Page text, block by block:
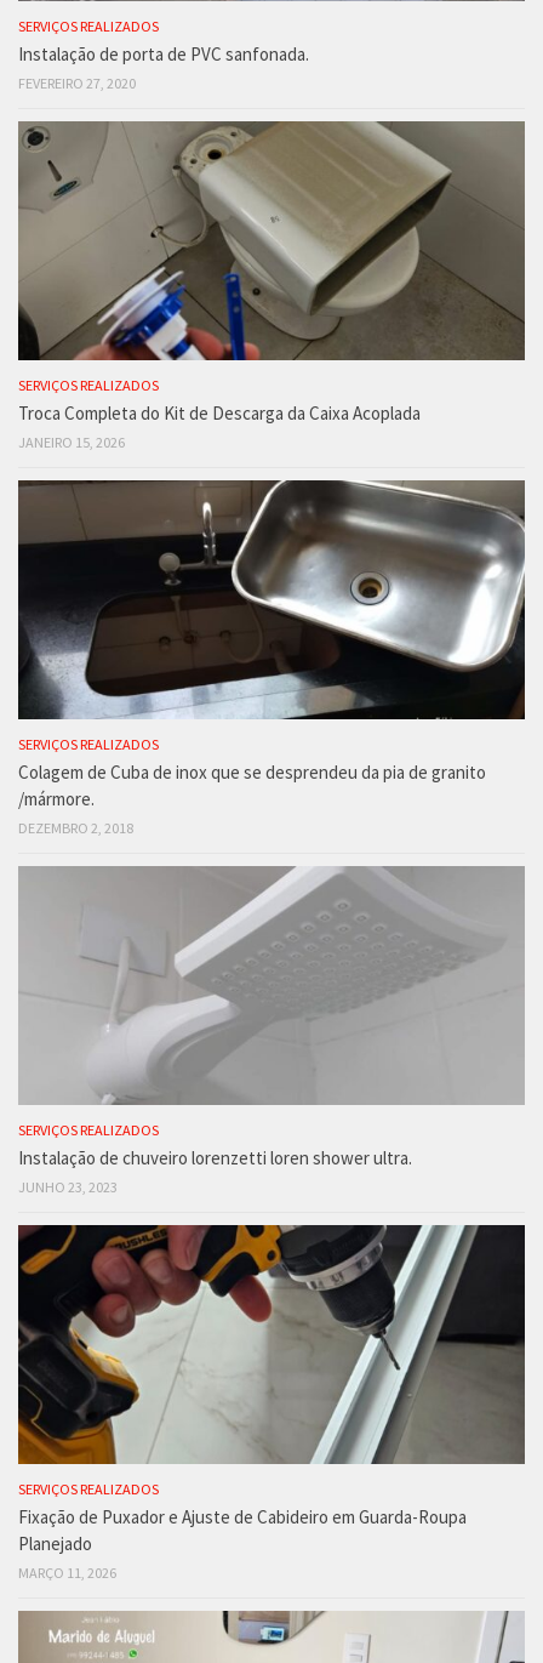
SERVIÇOS REALIZADOS
Instalação de porta de PVC sanfonada.
FEVEREIRO 27, 2020
SERVIÇOS REALIZADOS
Troca Completa do Kit de Descarga da Caixa Acoplada
JANEIRO 15, 2026
SERVIÇOS REALIZADOS
Colagem de Cuba de inox que se desprendeu da pia de granito
/mármore.
DEZEMBRO 2, 2018
SERVIÇOS REALIZADOS
Instalação de chuveiro lorenzetti loren shower ultra.
JUNHO 23, 2023
SERVIÇOS REALIZADOS
Fixação de Puxador e Ajuste de Cabideiro em Guarda-Roupa
Planejado
MARÇO 11, 2026